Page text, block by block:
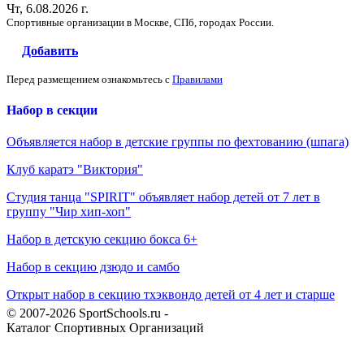
Чт, 6.08.2026 г.
Спортивные организации в Москве, СПб, городах России.
Добавить
Перед размещением ознакомьтесь с Правилами
Набор в секции
Объявляется набор в детские группы по фехтованию (шпага)
Клуб каратэ "Виктория"
Студия танца "SPIRIT" объявляет набор детей от 7 лет в
группу "Чир хип-хоп"
Набор в детскую секцию бокса 6+
Набор в секцию дзюдо и самбо
Открыт набор в секцию тхэквондо детей от 4 лет и старше
© 2007-2026 SportSchools.ru -
Каталог Спортивных Организаций